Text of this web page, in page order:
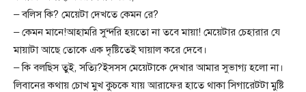
– বলিস কি? মেয়েটা দেখতে কেমন রে?
– কেমন মানে!আহামরি সুন্দরি হয়তো না তবে মায়া! মেয়েটার চেহারার যে
মায়াটা আছে তোকে এক দৃষ্টিতেই ঘায়াল করে দেবে।
– কি বলছিস তুই, সত্যি?ইসসস মেয়েটাকে দেখার আমার সুভাগ্য হলো না।
লিবানের কথায় চোখ মুখ কুচকে যায় আরাফের হাতে থাকা সিগারেটটা মুষ্টি